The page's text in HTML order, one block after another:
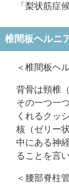
「梨状筋症
椎間板ヘルニ
＜椎間板ヘ
背骨は頸椎
その一つ一
くれるクッ
核（ゼリー
中にある神
ることを言
＜腰部脊柱